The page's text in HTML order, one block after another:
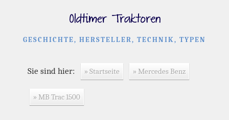
GESCHICHTE, HERSTELLER, TECHNIK, TYPEN
Sie sind hier: » Startseite » Mercedes Benz
» MB Trac 1500